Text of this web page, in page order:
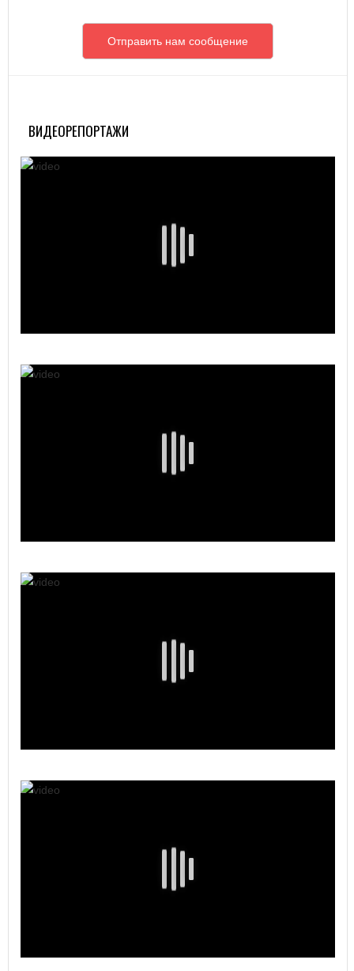
Отправить нам сообщение
ВИДЕОРЕПОРТАЖИ